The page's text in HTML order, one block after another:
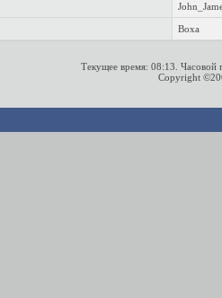
Воха
Текущее время: 08:13 .
Copyright